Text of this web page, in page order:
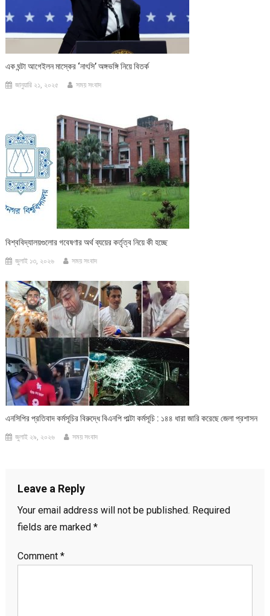
এক ঘন্টা আগেইলন মাস্কের ‘নাৎসি’ অঙ্গভঙ্গি নিয়ে বিতর্ক
জানুয়ারি ২১, ২০২৫ সময় সংবাদ
বিশ্ববিদ্যালয়গুলোর গবেষণার অর্থ ব্যয়ের কর্তৃত্ব নিয়ে কী হচ্ছে
জুলাই ১৩, ২০২৬ সময় সংবাদ
এনসিপির প্রতিবাদ কর্মসূচির বিরুদ্ধে বিএনপি পাল্টা কর্মসূচি : ১৪৪ ধারা জারি করেছে জেলা প্রশাসন
জুলাই ২৯, ২০২৬ সময় সংবাদ
Leave a Reply
Your email address will not be published. Required
fields are marked *
Comment *